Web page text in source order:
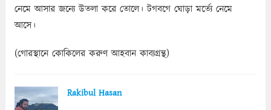
নেমে আসার জন্যে উতলা করে তোলে। টগবগে ঘোড়া মর্ত্যে নেমে
আসে।
(গোরস্থানে কোকিলের করুণ আহবান কাব্যগ্রন্থ)
Rakibul Hasan